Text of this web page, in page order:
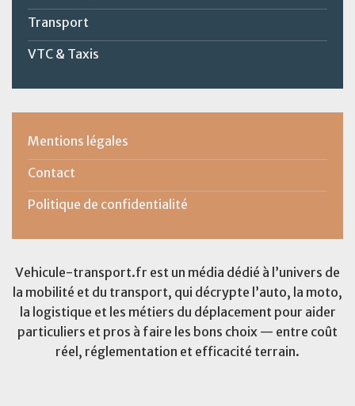
Transport
VTC & Taxis
Mentions légales
Contact
Politique de confidentialité
Vehicule-transport.fr est un média dédié à l’univers de
la mobilité et du transport, qui décrypte l’auto, la moto,
la logistique et les métiers du déplacement pour aider
particuliers et pros à faire les bons choix — entre coût
réel, réglementation et efficacité terrain.